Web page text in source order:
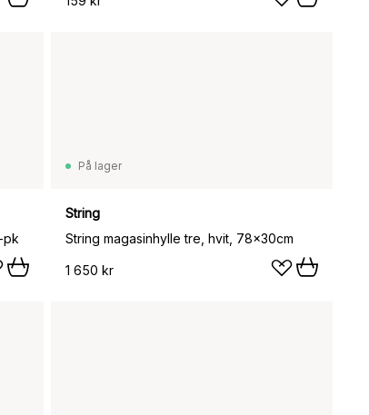
pk
På lager
String
String magasinhylle tre, hvit, 78x30cm
1 650 kr